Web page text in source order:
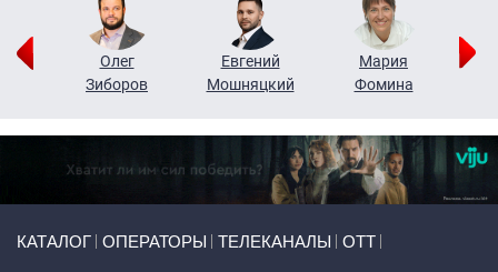
Олег
Зиборов
Евгений
Мошняцкий
Мария
Фомина
КАТАЛОГ ОПЕРАТОРЫ ТЕЛЕКАНАЛЫ ОТТ